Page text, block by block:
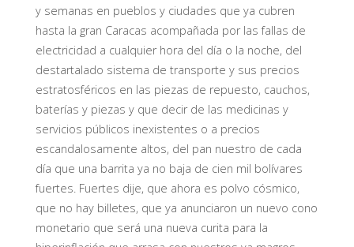
y semanas en pueblos y ciudades que ya cubren
hasta la gran Caracas acompañada por las fallas de
electricidad a cualquier hora del día o la noche, del
destartalado sistema de transporte y sus precios
estratosféricos en las piezas de repuesto, cauchos,
baterías y piezas y que decir de las medicinas y
servicios públicos inexistentes o a precios
escandalosamente altos, del pan nuestro de cada
día que una barrita ya no baja de cien mil bolívares
fuertes. Fuertes dije, que ahora es polvo cósmico,
que no hay billetes, que ya anunciaron un nuevo cono
monetario que será una nueva curita para la